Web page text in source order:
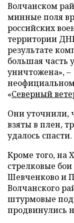
Волчанском
минные поля
российских
территории
результате
большая часть
уничтожена»,
«Северный
Они уточнили,
взяты в плен,
удалось спасти.
Кроме того, на
стрелковые
Шевченково и
Волчанского
штурмовые
продвинулись